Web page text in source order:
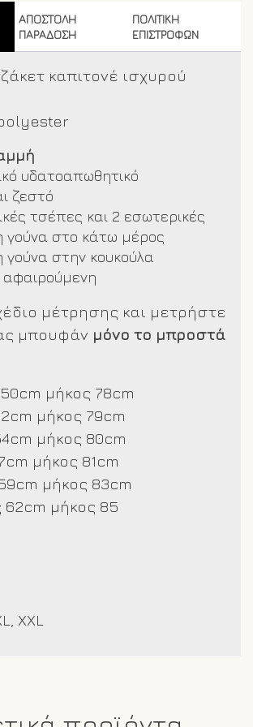
ΑΠΟΣΤΟΛΗ
ΠΑΡΑΔΟΣΗ
ΠΟΛΙΤΙΚΗ
ΕΠΙΣΤΡΟΦΩΝ
καπιτονέ ισχυρού
polyester
υδατοαπωθητικό
ζεστό
τσέπες και 2 εσωτερικές
γούνα στο κάτω μέρος
γούνα στην κουκούλα
αφαιρούμενη
μέτρησης και μετρήστε
μπουφάν μόνο το μπροστά
μήκος 78cm
μήκος 79cm
μήκος 80cm
μήκος 81cm
μήκος 83cm
62cm μήκος 85
XXL